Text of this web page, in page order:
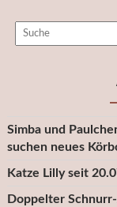
Simba und
suchen neues
Katze Lilly seit
Doppelter